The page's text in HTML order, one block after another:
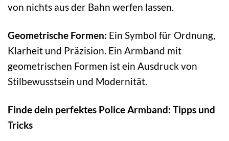
von nichts aus der Bahn werfen lassen.
Geometrische Formen: Ein Symbol für Ordnung,
Klarheit und Präzision. Ein Armband mit
geometrischen Formen ist ein Ausdruck von
Stilbewusstsein und Modernität.
Finde dein perfektes Police Armband: Tipps und
Tricks